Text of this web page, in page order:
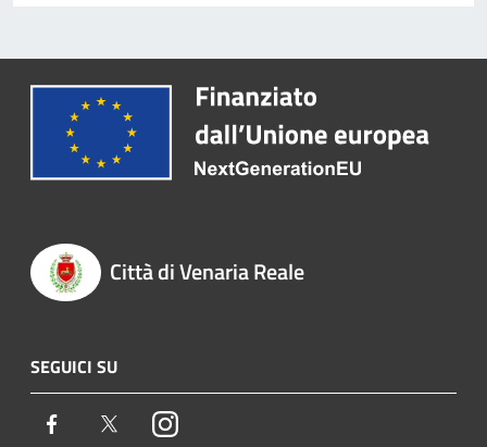
Città di Venaria Reale
SEGUICI SU
Facebook TwitterInstagram